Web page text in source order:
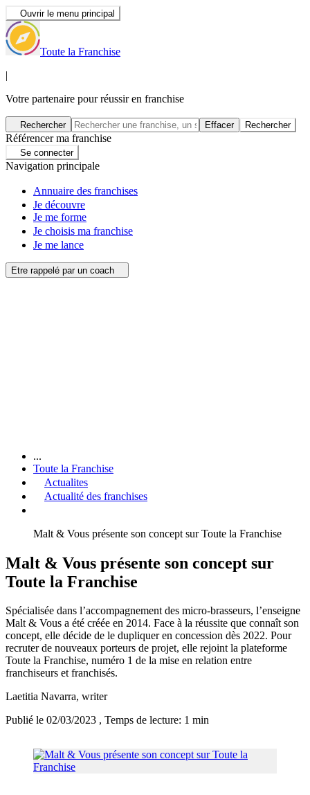
Ouvrir le menu principal
Toute la Franchise
|
Votre partenaire pour réussir en franchise
Rechercher Effacer Rechercher
Référencer ma franchise
Se connecter
Navigation principale
Annuaire des franchises
Je découvre
Je me forme
Je choisis ma franchise
Je me lance
Etre rappelé par un coach
...
Toute la Franchise
Actualites
Actualité des franchises
Malt & Vous présente son concept sur Toute la Franchise
Malt & Vous présente son concept sur
Toute la Franchise
Spécialisée dans l’accompagnement des micro-brasseurs, l’enseigne
Malt & Vous a été créée en 2014. Face à la réussite que connaît son
concept, elle décide de le dupliquer en concession dès 2022. Pour
recruter de nouveaux porteurs de projet, elle rejoint la plateforme
Toute la Franchise, numéro 1 de la mise en relation entre
franchiseurs et franchisés.
Laetitia Navarra, writer
Publié le 02/03/2023 , Temps de lecture: 1 min